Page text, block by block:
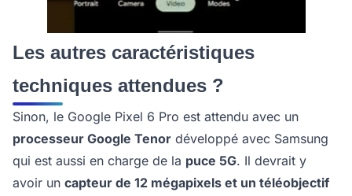
Les autres caractéristiques
techniques attendues ?
Sinon, le Google Pixel 6 Pro est attendu avec un
processeur Google Tenor développé avec Samsung
qui est aussi en charge de la puce 5G. Il devrait y
avoir un capteur de 12 mégapixels et un téléobjectif